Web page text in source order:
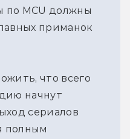
по MCU должны
приманок
что всего
начнут
сериалов
полным